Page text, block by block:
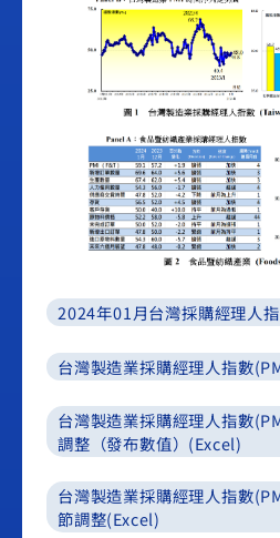
2024年01月台灣採購經理人
台灣製造業採購經理人指數
台灣製造業採購經理人指數
調整（發布數值）(Excel)
台灣製造業採購經理人指數
節調整(Excel)